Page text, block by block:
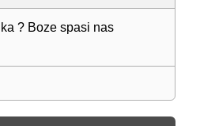
? Boze spasi nas